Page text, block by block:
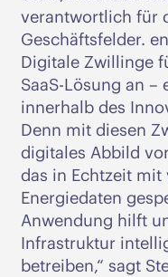
verantwortlich für
Geschäftsfelder.
Digitale Zwillinge
SaaS-Lösung an –
innerhalb des
Denn mit diesen
digitales Abbild
das in Echtzeit mit
Energiedaten
Anwendung hilft
Infrastruktur
betreiben,“ sagt